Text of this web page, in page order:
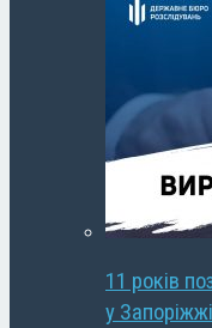
11 років
у